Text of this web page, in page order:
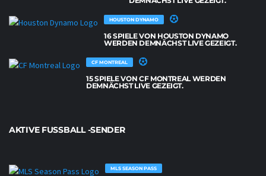
HOUSTON DYNAMO
16 SPIELE VON HOUSTON DYNAMO
WERDEN DEMNÄCHST LIVE GEZEIGT.
CF MONTREAL
15 SPIELE VON CF MONTREAL WERDEN
DEMNÄCHST LIVE GEZEIGT.
AKTIVE FUSSBALL -SENDER
MLS SEASON PASS